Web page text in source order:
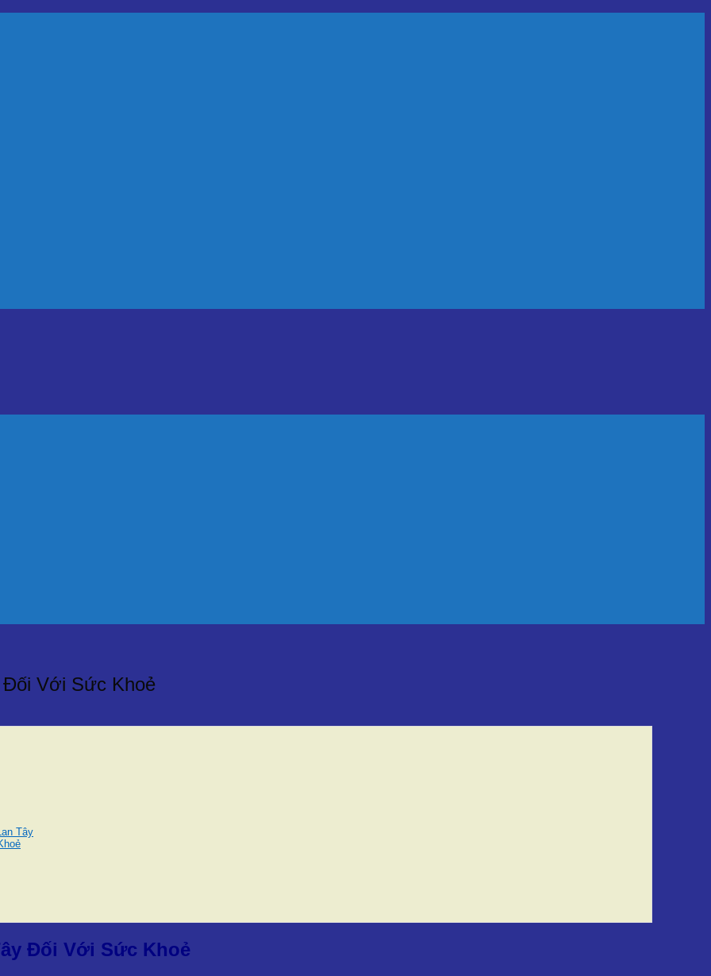
Đối Với Sức Khoẻ
Tây
Đối Với Sức Khoẻ